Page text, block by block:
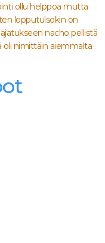
ollu helppoa mutta
lopputulsokin on
nacho pellistä
oli nimittäin aiemmalta